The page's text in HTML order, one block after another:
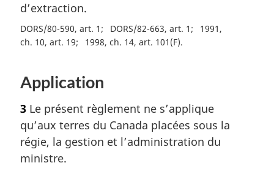
d’extraction.
DORS/80-590, art. 1 DORS/82-663, art. 1
1991,
ch. 10, art. 19
1998, ch. 14, art. 101(F)
Application
3 Le présent règlement ne s’applique
qu’aux terres du Canada placées sous la
régie, la gestion et l’administration du
ministre.